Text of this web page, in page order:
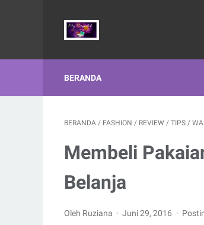
BERANDA
BERANDA / FASHION / REVIEW / TIPS /
Membeli
Belanja
Oleh Ruziana Juni 29, 2016